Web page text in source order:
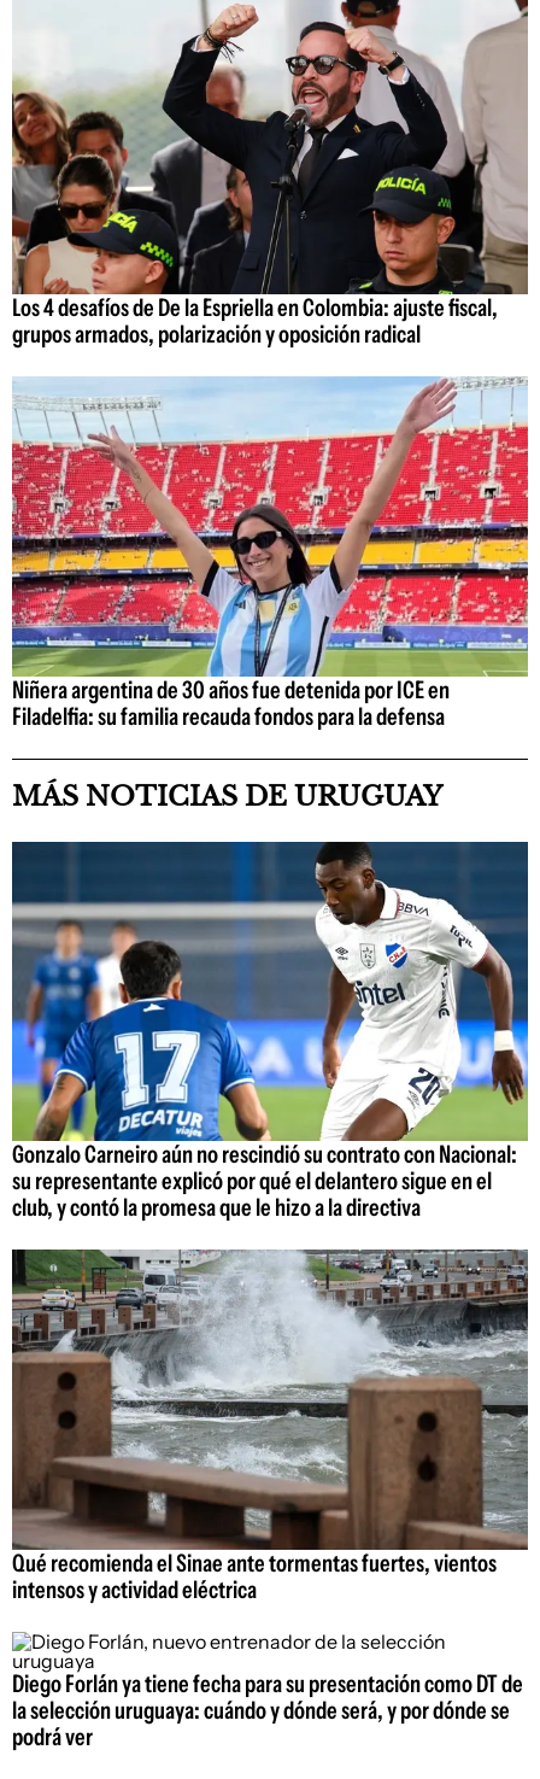
Los 4 desafíos de De la Espriella en Colombia: ajuste fiscal,
grupos armados, polarización y oposición radical
Niñera argentina de 30 años fue detenida por ICE en
Filadelfia: su familia recauda fondos para la defensa
MÁS NOTICIAS DE URUGUAY
Gonzalo Carneiro aún no rescindió su contrato con Nacional:
su representante explicó por qué el delantero sigue en el
club, y contó la promesa que le hizo a la directiva
Qué recomienda el Sinae ante tormentas fuertes, vientos
intensos y actividad eléctrica
Diego Forlán ya tiene fecha para su presentación como DT de
la selección uruguaya: cuándo y dónde será, y por dónde se
podrá ver